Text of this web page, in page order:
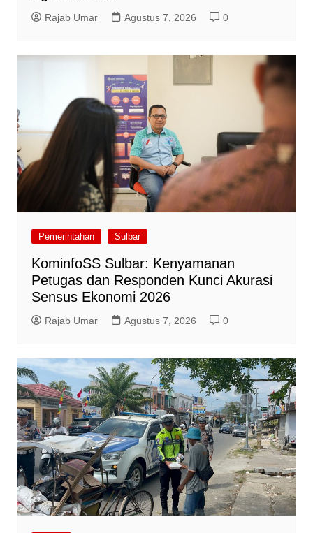
Rajab Umar Agustus 7, 2026 0
Pemerintahan Sulbar
KominfoSS Sulbar: Kenyamanan
Petugas dan Responden Kunci Akurasi
Sensus Ekonomi 2026
Rajab Umar Agustus 7, 2026 0